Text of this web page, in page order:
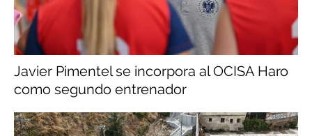
Javier Pimentel se incorpora al OCISA Haro
como segundo entrenador